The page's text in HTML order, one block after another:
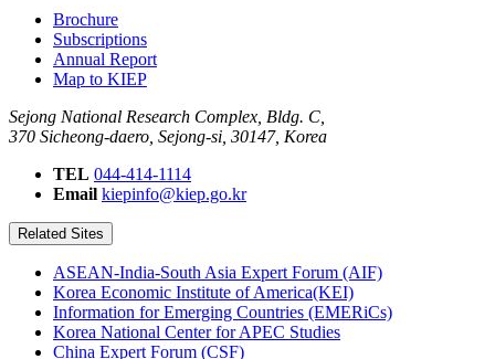
Brochure
Subscriptions
Annual Report
Map to KIEP
Sejong National Research Complex, Bldg. C,
370 Sicheong-daero, Sejong-si, 30147, Korea
TEL 044-414-1114
Email kiepinfo@kiep.go.kr
Related Sites
ASEAN-India-South Asia Expert Forum (AIF)
Korea Economic Institute of America(KEI)
Information for Emerging Countries (EMERiCs)
Korea National Center for APEC Studies
China Expert Forum (CSF)